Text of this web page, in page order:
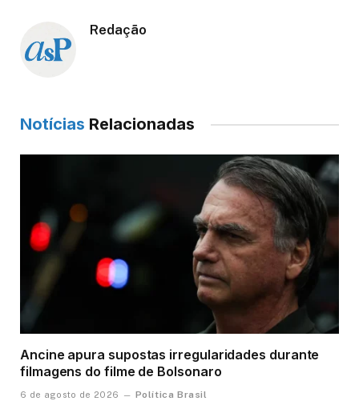
Redação
Notícias Relacionadas
Ancine apura supostas irregularidades durante
filmagens do filme de Bolsonaro
6 de agosto de 2026 Política Brasil